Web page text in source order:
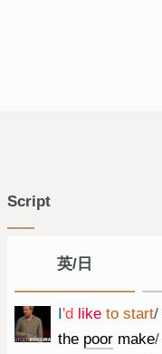
Script
英/日
I'd like to start/
the poor make/